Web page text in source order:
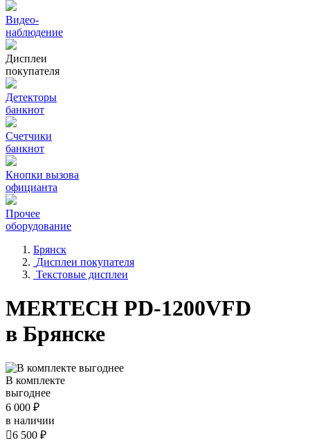
Видео‑
наблюдение
Дисплеи
покупателя
Детекторы
банкнот
Счетчики
банкнот
Кнопки вызова
официанта
Прочее
оборудование
Брянск
Дисплеи покупателя
Текстовые дисплеи
MERTECH PD-1200VFD
в Брянске
В комплекте
выгоднее
6 000 ₽
в наличии
6 500 ₽